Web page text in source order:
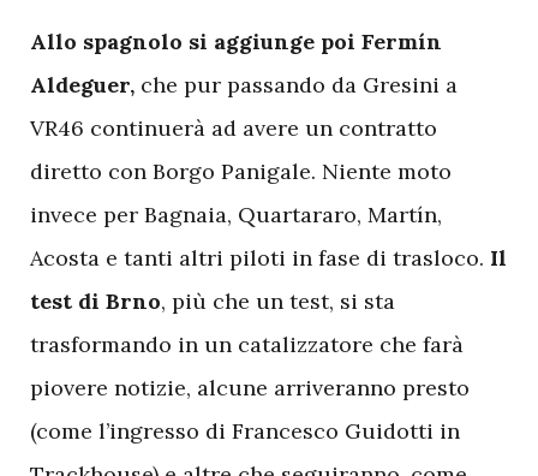
Allo spagnolo si aggiunge poi Fermín
Aldeguer, che pur passando da Gresini a
VR46 continuerà ad avere un contratto
diretto con Borgo Panigale. Niente moto
invece per Bagnaia, Quartararo, Martín,
Acosta e tanti altri piloti in fase di trasloco. Il
test di Brno, più che un test, si sta
trasformando in un catalizzatore che farà
piovere notizie, alcune arriveranno presto
(come l’ingresso di Francesco Guidotti in